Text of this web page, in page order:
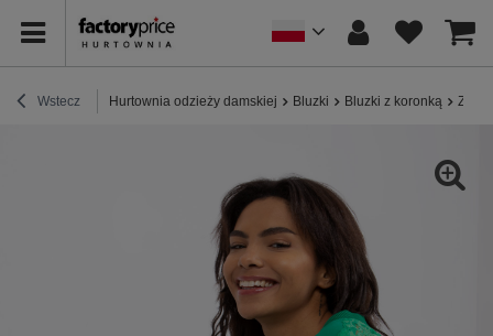
Wstecz Hurtownia odzieży damskiej Bluzki Bluzki z koronką